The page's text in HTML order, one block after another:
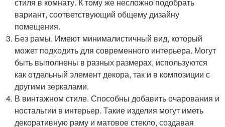
вариант, соответствующий общему дизайну
помещения.
Без рамы. Имеют минималистичный вид, который
может подходить для современного интерьера. Могут
быть выполнены в разных размерах, используются
как отдельный элемент декора, так и в композиции с
другими зеркалами.
В винтажном стиле. Способны добавить очарования и
ностальгии в интерьер. Такие изделия могут иметь
декоративную раму и матовое стекло, создавая